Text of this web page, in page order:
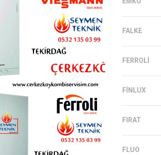
FALKE
FERROLI
FINLUX
FIRAT
FLUO